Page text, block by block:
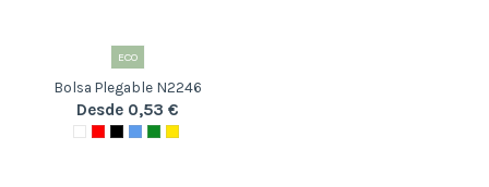
ECO
Bolsa Plegable N2246
Desde 0,53 €